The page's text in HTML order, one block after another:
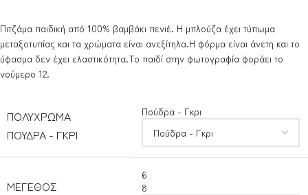
Πιτζάμα παιδική από 100% βαμβάκι πενιέ. Η μπλούζα έχει τύπωμα
μεταξοτυπίας και τα χρώματα είναι ανεξίτηλα.Η φόρμα είναι άνετη και το
ύφασμα δεν έχει ελαστικότητα.Το παιδί στην φωτογραφία φοράει το
νούμερο 12.
ΠΟΛΎΧΡΩΜΑ
ΠΟΎΔΡΑ - ΓΚΡΙ
Πούδρα - Γκρι
ΜΈΓΕΘΟΣ
6
8